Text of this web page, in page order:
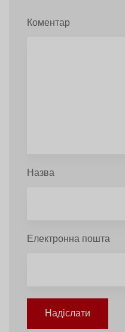
Коментар
Назва
Електронна пошта
Надіслати